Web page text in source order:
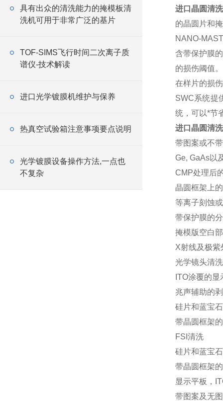
具有出众的清洗能力的掩模板清
洗机可用于非常广泛的基片
TOF-SIMS飞行时间二次离子质
谱仪-技术解读
进口光学镀膜机维护与保养
热真空试验箱注意事项要点说明
光学镀膜设备操作方法,一点也
不复杂
进口晶圆清
的晶圆片和
NANO-
含带保护膜
的损伤阈值
在样片的损
SWC系统提
统，可以*节
进口晶圆清
带图案或不
Ge, GaAs以
CMP处理后
晶圆框架上
等离子刻蚀
带保护膜的
掩模版空白
X射线及极紫
光学镜头清洗
ITO涂覆的
兆声辅助的
硅片和蓝宝
带晶圆框架
FSI清洗
硅片和蓝宝
带晶圆框架
显示平板，
带图案及无